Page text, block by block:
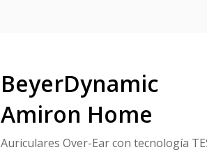
BeyerDynamic
Amiron Home
Auriculares Over-Ear con tecnología